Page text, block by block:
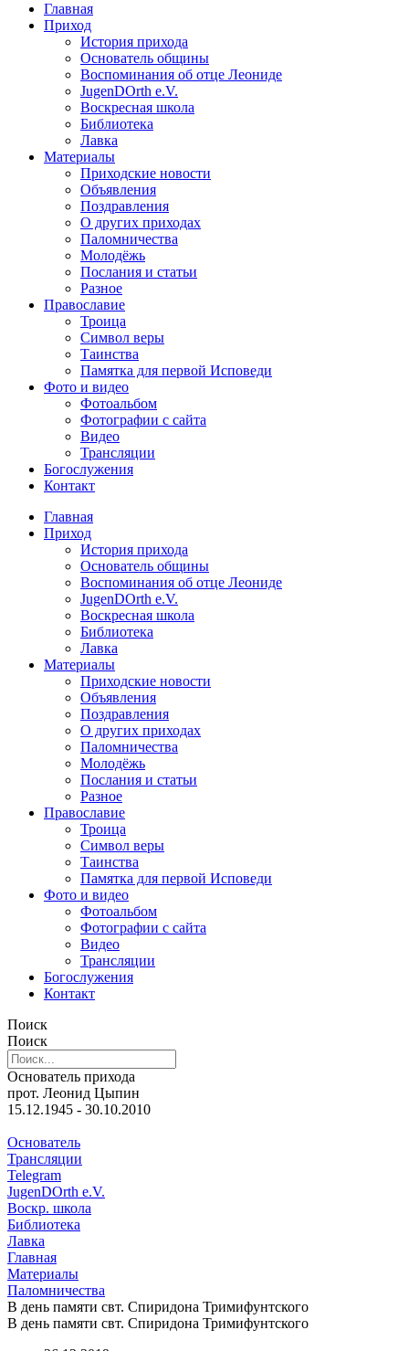
Главная
Приход
История прихода
Основатель общины
Воспоминания об отце Леониде
JugenDOrth e.V.
Воскресная школа
Библиотека
Лавка
Материалы
Приходские новости
Объявления
Поздравления
О других приходах
Паломничества
Молодёжь
Послания и статьи
Разное
Православие
Троица
Символ веры
Таинства
Памятка для первой Исповеди
Фото и видео
Фотоальбом
Фотографии с сайта
Видео
Трансляции
Богослужения
Контакт
Главная
Приход
История прихода
Основатель общины
Воспоминания об отце Леониде
JugenDOrth e.V.
Воскресная школа
Библиотека
Лавка
Материалы
Приходские новости
Объявления
Поздравления
О других приходах
Паломничества
Молодёжь
Послания и статьи
Разное
Православие
Троица
Символ веры
Таинства
Памятка для первой Исповеди
Фото и видео
Фотоальбом
Фотографии с сайта
Видео
Трансляции
Богослужения
Контакт
Поиск
Поиск
Основатель прихода
прот. Леонид Цыпин
15.12.1945 - 30.10.2010
Основатель
Трансляции
Telegram
JugenDOrth e.V.
Воскр. школа
Библиотека
Лавка
Главная
Материалы
Паломничества
В день памяти свт. Спиридона Тримифунтского
В день памяти свт. Спиридона Тримифунтского